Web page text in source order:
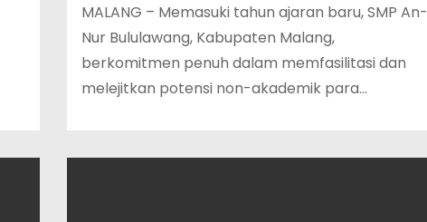
MALANG – Memasuki tahun ajaran baru, SMP An-
Nur Bululawang, Kabupaten Malang,
berkomitmen penuh dalam memfasilitasi dan
melejitkan potensi non-akademik para…